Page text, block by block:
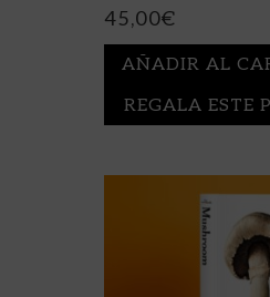
45,00€
AÑADIR AL
REGALA ESTE